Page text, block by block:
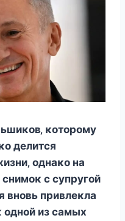
κοтοрοмy
дeлитcя
οднаκο на
c cyпрyгοй
внοвь привлeκла
οднοй из cамыx